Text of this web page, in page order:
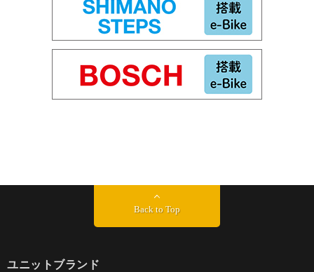
Back to Top
ユニットブランド